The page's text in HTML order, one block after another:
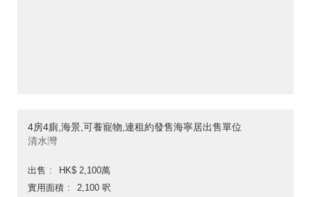
4房4廁,海景,可養寵物,連租約發售海寧居出售單位
清水灣
出售
HK$ 2,100萬
實用面積
2,100 呎